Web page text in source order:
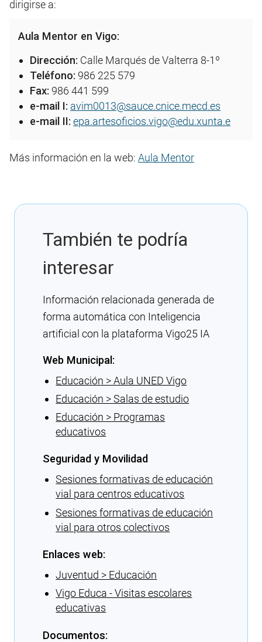
dirigirse a:
Aula Mentor en Vigo:
Dirección: Calle Marqués de Valterra 8-1º
Teléfono: 986 225 579
Fax: 986 441 599
e-mail I: avim0013@sauce.cnice.mecd.es
e-mail II: epa.artesoficios.vigo@edu.xunta.e
Más información en la web: Aula Mentor
También te podría
interesar
Información relacionada generada de
forma automática con Inteligencia
artificial con la plataforma Vigo25 IA
Web Municipal:
Educación > Aula UNED Vigo
Educación > Salas de estudio
Educación > Programas
educativos
Seguridad y Movilidad
Sesiones formativas de educación
vial para centros educativos
Sesiones formativas de educación
vial para otros colectivos
Enlaces web:
Juventud > Educación
Vigo Educa - Visitas escolares
educativas
Documentos: